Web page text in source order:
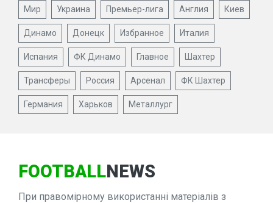
Мир Украина Премьер-лига Англия Киев
Динамо Донецк Избранное Италия
Испания ФК Динамо Главное Шахтер
Трансферы Россия Арсенал ФК Шахтер
Германия Харьков Металлург
FOOTBALLNEWS
При правомірному використанні матеріалів з